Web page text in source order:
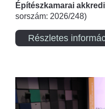
Építészkamarai
sorszám: 2026/248)
Részletes